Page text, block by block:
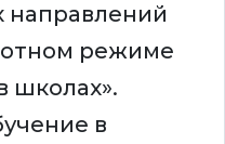
режиме
школах».
в